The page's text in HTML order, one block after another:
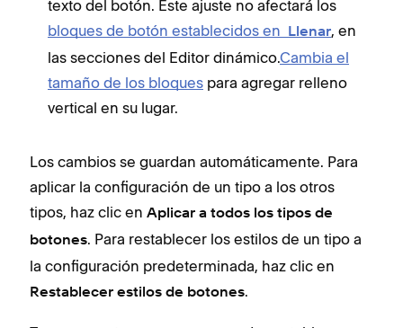
texto del botón. Este ajuste no afectará los
bloques de botón establecidos en
Llenar, en
las secciones del Editor dinámico.Cambia el
tamaño de los bloques para agregar relleno
vertical en su lugar.
Los cambios se guardan automáticamente. Para
aplicar la configuración de un tipo a los otros
tipos, haz clic en Aplicar a todos los tipos de
botones. Para restablecer los estilos de un tipo a
la configuración predeterminada, haz clic en
Restablecer estilos de botones.